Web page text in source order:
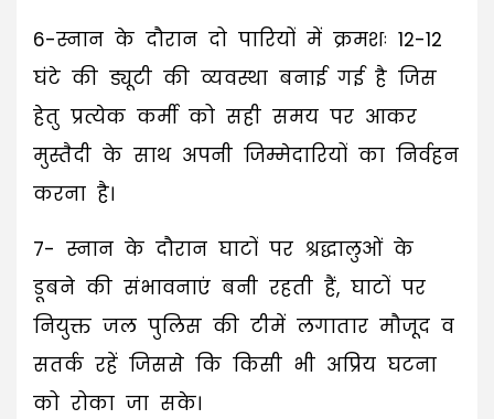
6-स्नान के दौरान दो पारियों में क्रमशः 12-12
घंटे की ड्यूटी की व्यवस्था बनाई गई है जिस
हेतु प्रत्येक कर्मी को सही समय पर आकर
मुस्तैदी के साथ अपनी जिम्मेदारियों का निर्वहन
करना है।
7- स्नान के दौरान घाटों पर श्रद्धालुओं के
डूबने की संभावनाएं बनी रहती हैं, घाटों पर
नियुक्त जल पुलिस की टीमें लगातार मौजूद व
सतर्क रहें जिससे कि किसी भी अप्रिय घटना
को रोका जा सके।